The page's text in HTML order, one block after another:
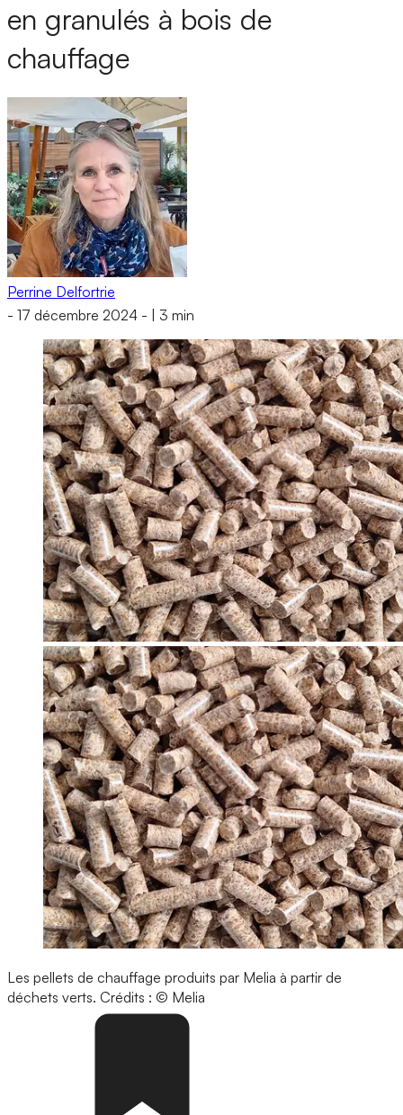
en granulés à bois de
chauffage
Perrine Delfortrie
- 17 décembre 2024 - 3 min
Les pellets de chauffage produits par Melia à partir de
déchets verts. Crédits : © Melia